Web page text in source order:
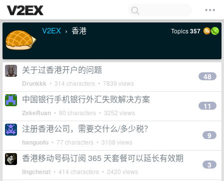
V2EX › 香港 Topics357
关于过香港开户的问题
Drunkkk • 314 characters • 7839 views
48
中国银行手机银行外汇失败解决方案
ZekeRuan • 80 characters • 3252 views
11
注册香港公司，需要交什么/多少税？
hanguofu • 77 characters • 3108 views
9
香港移动号码订阅 365 天套餐可以延长有效期
lingchenzi • 414 characters • 2420 views
3